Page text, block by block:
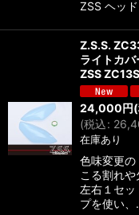
ZSS ヘッ
Z.S.S.
ライトカ
ZSS
24,000円
(税込:
在庫あり
色味変更の
こる割れや
左右１セ
プを使い